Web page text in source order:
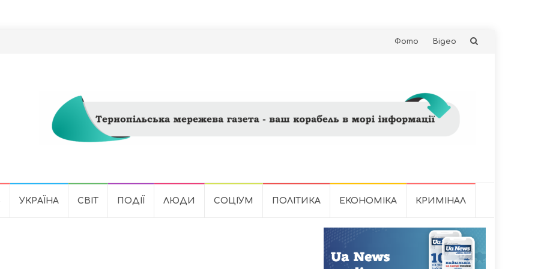
Skip
Фото Відео
УКРАЇНА СВІТ ПОДІЇ ЛЮДИ СОЦІУМ ПОЛІТИКА ЕКОНОМІКА КРИМІНАЛ